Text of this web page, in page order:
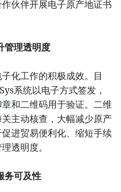
伙伴开展电子原产地证书
管理透明度
化工作的积极成效。目
系统以电子方式签发，
和二维码用于验证。二维
主动核查，大幅减少原产
进贸易便利化、缩短手续
透明度。
务可及性